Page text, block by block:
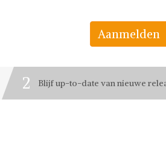
Bestel jouw favoriete looks
2 Blijf up-to-date van nieuwe
Aanmelden